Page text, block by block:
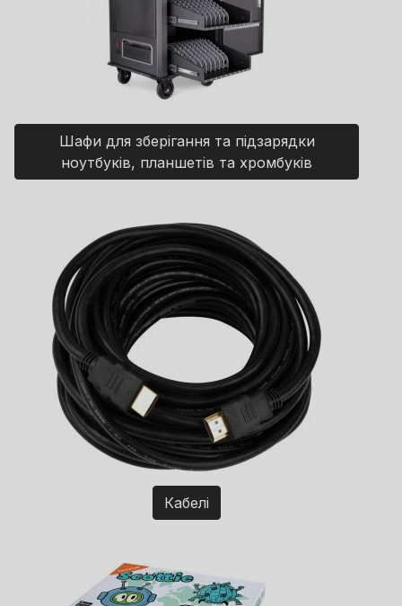
Шафи для зберігання та підзарядки
ноутбуків, планшетів та хромбуків
Кабелі